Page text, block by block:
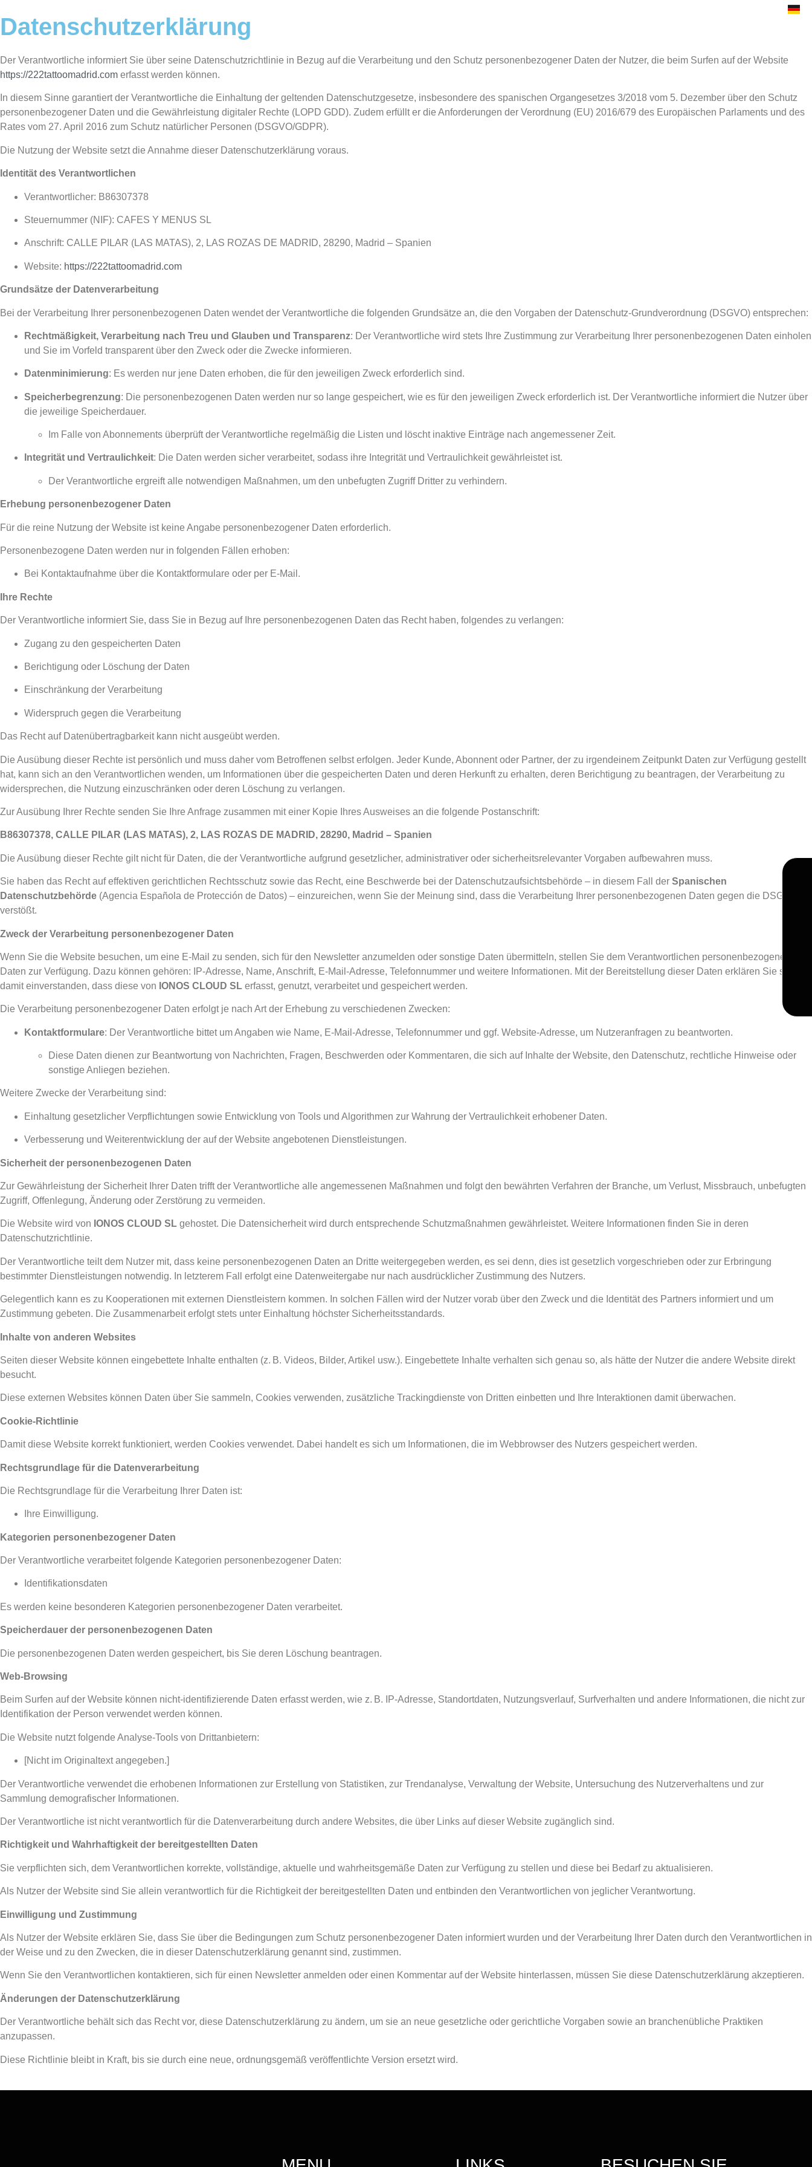
Datenschutzerklärung
Der Verantwortliche informiert Sie über seine Datenschutzrichtlinie in Bezug auf die Verarbeitung und den Schutz personenbezogener Daten der Nutzer, die beim Surfen auf der Website
https://222tattoomadrid.com erfasst werden können.
In diesem Sinne garantiert der Verantwortliche die Einhaltung der geltenden Datenschutzgesetze, insbesondere des spanischen Organgesetzes 3/2018 vom 5. Dezember über den Schutz
personenbezogener Daten und die Gewährleistung digitaler Rechte (LOPD GDD). Zudem erfüllt er die Anforderungen der Verordnung (EU) 2016/679 des Europäischen Parlaments und des
Rates vom 27. April 2016 zum Schutz natürlicher Personen (DSGVO/GDPR).
Die Nutzung der Website setzt die Annahme dieser Datenschutzerklärung voraus.
Identität des Verantwortlichen
Verantwortlicher: B86307378
Steuernummer (NIF): CAFES Y MENUS SL
Anschrift: CALLE PILAR (LAS MATAS), 2, LAS ROZAS DE MADRID, 28290, Madrid – Spanien
Website: https://222tattoomadrid.com
Grundsätze der Datenverarbeitung
Bei der Verarbeitung Ihrer personenbezogenen Daten wendet der Verantwortliche die folgenden Grundsätze an, die den Vorgaben der Datenschutz-Grundverordnung (DSGVO) entsprechen:
Rechtmäßigkeit, Verarbeitung nach Treu und Glauben und Transparenz: Der Verantwortliche wird stets Ihre Zustimmung zur Verarbeitung Ihrer personenbezogenen Daten einholen
und Sie im Vorfeld transparent über den Zweck oder die Zwecke informieren.
Datenminimierung: Es werden nur jene Daten erhoben, die für den jeweiligen Zweck erforderlich sind.
Speicherbegrenzung: Die personenbezogenen Daten werden nur so lange gespeichert, wie es für den jeweiligen Zweck erforderlich ist. Der Verantwortliche informiert die Nutzer über
die jeweilige Speicherdauer.
Im Falle von Abonnements überprüft der Verantwortliche regelmäßig die Listen und löscht inaktive Einträge nach angemessener Zeit.
Integrität und Vertraulichkeit: Die Daten werden sicher verarbeitet, sodass ihre Integrität und Vertraulichkeit gewährleistet ist.
Der Verantwortliche ergreift alle notwendigen Maßnahmen, um den unbefugten Zugriff Dritter zu verhindern.
Erhebung personenbezogener Daten
Für die reine Nutzung der Website ist keine Angabe personenbezogener Daten erforderlich.
Personenbezogene Daten werden nur in folgenden Fällen erhoben:
Bei Kontaktaufnahme über die Kontaktformulare oder per E-Mail.
Ihre Rechte
Der Verantwortliche informiert Sie, dass Sie in Bezug auf Ihre personenbezogenen Daten das Recht haben, folgendes zu verlangen:
Zugang zu den gespeicherten Daten
Berichtigung oder Löschung der Daten
Einschränkung der Verarbeitung
Widerspruch gegen die Verarbeitung
Das Recht auf Datenübertragbarkeit kann nicht ausgeübt werden.
Die Ausübung dieser Rechte ist persönlich und muss daher vom Betroffenen selbst erfolgen. Jeder Kunde, Abonnent oder Partner, der zu irgendeinem Zeitpunkt Daten zur Verfügung gestellt
hat, kann sich an den Verantwortlichen wenden, um Informationen über die gespeicherten Daten und deren Herkunft zu erhalten, deren Berichtigung zu beantragen, der Verarbeitung zu
widersprechen, die Nutzung einzuschränken oder deren Löschung zu verlangen.
Zur Ausübung Ihrer Rechte senden Sie Ihre Anfrage zusammen mit einer Kopie Ihres Ausweises an die folgende Postanschrift:
B86307378, CALLE PILAR (LAS MATAS), 2, LAS ROZAS DE MADRID, 28290, Madrid – Spanien
Die Ausübung dieser Rechte gilt nicht für Daten, die der Verantwortliche aufgrund gesetzlicher, administrativer oder sicherheitsrelevanter Vorgaben aufbewahren muss.
Sie haben das Recht auf effektiven gerichtlichen Rechtsschutz sowie das Recht, eine Beschwerde bei der Datenschutzaufsichtsbehörde – in diesem Fall der Spanischen
Datenschutzbehörde (Agencia Española de Protección de Datos) – einzureichen, wenn Sie der Meinung sind, dass die Verarbeitung Ihrer personenbezogenen Daten gegen die DSGVO
verstößt.
Zweck der Verarbeitung personenbezogener Daten
Wenn Sie die Website besuchen, um eine E-Mail zu senden, sich für den Newsletter anzumelden oder sonstige Daten übermitteln, stellen Sie dem Verantwortlichen personenbezogene
Daten zur Verfügung. Dazu können gehören: IP-Adresse, Name, Anschrift, E-Mail-Adresse, Telefonnummer und weitere Informationen. Mit der Bereitstellung dieser Daten erklären Sie sich
damit einverstanden, dass diese von IONOS CLOUD SL erfasst, genutzt, verarbeitet und gespeichert werden.
Die Verarbeitung personenbezogener Daten erfolgt je nach Art der Erhebung zu verschiedenen Zwecken:
Kontaktformulare: Der Verantwortliche bittet um Angaben wie Name, E-Mail-Adresse, Telefonnummer und ggf. Website-Adresse, um Nutzeranfragen zu beantworten.
Diese Daten dienen zur Beantwortung von Nachrichten, Fragen, Beschwerden oder Kommentaren, die sich auf Inhalte der Website, den Datenschutz, rechtliche Hinweise oder
sonstige Anliegen beziehen.
Weitere Zwecke der Verarbeitung sind:
Einhaltung gesetzlicher Verpflichtungen sowie Entwicklung von Tools und Algorithmen zur Wahrung der Vertraulichkeit erhobener Daten.
Verbesserung und Weiterentwicklung der auf der Website angebotenen Dienstleistungen.
Sicherheit der personenbezogenen Daten
Zur Gewährleistung der Sicherheit Ihrer Daten trifft der Verantwortliche alle angemessenen Maßnahmen und folgt den bewährten Verfahren der Branche, um Verlust, Missbrauch, unbefugten
Zugriff, Offenlegung, Änderung oder Zerstörung zu vermeiden.
Die Website wird von IONOS CLOUD SL gehostet. Die Datensicherheit wird durch entsprechende Schutzmaßnahmen gewährleistet. Weitere Informationen finden Sie in deren
Datenschutzrichtlinie.
Der Verantwortliche teilt dem Nutzer mit, dass keine personenbezogenen Daten an Dritte weitergegeben werden, es sei denn, dies ist gesetzlich vorgeschrieben oder zur Erbringung
bestimmter Dienstleistungen notwendig. In letzterem Fall erfolgt eine Datenweitergabe nur nach ausdrücklicher Zustimmung des Nutzers.
Gelegentlich kann es zu Kooperationen mit externen Dienstleistern kommen. In solchen Fällen wird der Nutzer vorab über den Zweck und die Identität des Partners informiert und um
Zustimmung gebeten. Die Zusammenarbeit erfolgt stets unter Einhaltung höchster Sicherheitsstandards.
Inhalte von anderen Websites
Seiten dieser Website können eingebettete Inhalte enthalten (z. B. Videos, Bilder, Artikel usw.). Eingebettete Inhalte verhalten sich genau so, als hätte der Nutzer die andere Website direkt
besucht.
Diese externen Websites können Daten über Sie sammeln, Cookies verwenden, zusätzliche Trackingdienste von Dritten einbetten und Ihre Interaktionen damit überwachen.
Cookie-Richtlinie
Damit diese Website korrekt funktioniert, werden Cookies verwendet. Dabei handelt es sich um Informationen, die im Webbrowser des Nutzers gespeichert werden.
Rechtsgrundlage für die Datenverarbeitung
Die Rechtsgrundlage für die Verarbeitung Ihrer Daten ist:
Ihre Einwilligung.
Kategorien personenbezogener Daten
Der Verantwortliche verarbeitet folgende Kategorien personenbezogener Daten:
Identifikationsdaten
Es werden keine besonderen Kategorien personenbezogener Daten verarbeitet.
Speicherdauer der personenbezogenen Daten
Die personenbezogenen Daten werden gespeichert, bis Sie deren Löschung beantragen.
Web-Browsing
Beim Surfen auf der Website können nicht-identifizierende Daten erfasst werden, wie z. B. IP-Adresse, Standortdaten, Nutzungsverlauf, Surfverhalten und andere Informationen, die nicht zur
Identifikation der Person verwendet werden können.
Die Website nutzt folgende Analyse-Tools von Drittanbietern:
[Nicht im Originaltext angegeben.]
Der Verantwortliche verwendet die erhobenen Informationen zur Erstellung von Statistiken, zur Trendanalyse, Verwaltung der Website, Untersuchung des Nutzerverhaltens und zur
Sammlung demografischer Informationen.
Der Verantwortliche ist nicht verantwortlich für die Datenverarbeitung durch andere Websites, die über Links auf dieser Website zugänglich sind.
Richtigkeit und Wahrhaftigkeit der bereitgestellten Daten
Sie verpflichten sich, dem Verantwortlichen korrekte, vollständige, aktuelle und wahrheitsgemäße Daten zur Verfügung zu stellen und diese bei Bedarf zu aktualisieren.
Als Nutzer der Website sind Sie allein verantwortlich für die Richtigkeit der bereitgestellten Daten und entbinden den Verantwortlichen von jeglicher Verantwortung.
Einwilligung und Zustimmung
Als Nutzer der Website erklären Sie, dass Sie über die Bedingungen zum Schutz personenbezogener Daten informiert wurden und der Verarbeitung Ihrer Daten durch den Verantwortlichen in
der Weise und zu den Zwecken, die in dieser Datenschutzerklärung genannt sind, zustimmen.
Wenn Sie den Verantwortlichen kontaktieren, sich für einen Newsletter anmelden oder einen Kommentar auf der Website hinterlassen, müssen Sie diese Datenschutzerklärung akzeptieren.
Änderungen der Datenschutzerklärung
Der Verantwortliche behält sich das Recht vor, diese Datenschutzerklärung zu ändern, um sie an neue gesetzliche oder gerichtliche Vorgaben sowie an branchenübliche Praktiken
anzupassen.
Diese Richtlinie bleibt in Kraft, bis sie durch eine neue, ordnungsgemäß veröffentlichte Version ersetzt wird.